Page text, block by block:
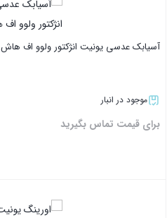
آسیابک عدسی یونیت انژکتور ولوو اف هاش FH
موجود در انبار
برای قیمت تماس بگیرید